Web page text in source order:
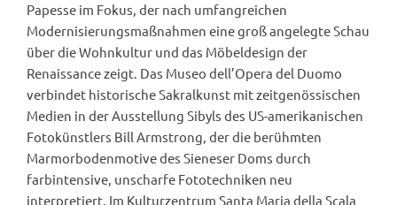
Papesse im Fokus, der nach umfangreichen
Modernisierungsmaßnahmen eine groß angelegte Schau
über die Wohnkultur und das Möbeldesign der
Renaissance zeigt. Das Museo dell’Opera del Duomo
verbindet historische Sakralkunst mit zeitgenössischen
Medien in der Ausstellung Sibyls des US-amerikanischen
Fotokünstlers Bill Armstrong, der die berühmten
Marmorbodenmotive des Sieneser Doms durch
farbintensive, unscharfe Fototechniken neu
interpretiert. Im Kulturzentrum Santa Maria della Scala